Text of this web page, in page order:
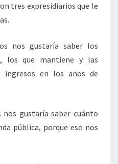
tres expresidiarios que le
nos gustaría saber los
los que mantiene y las
ingresos en los años de
nos gustaría saber cuánto
pública, porque eso nos